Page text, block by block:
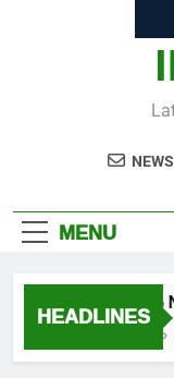
MENU
HEADLINES
తెలంగాణ